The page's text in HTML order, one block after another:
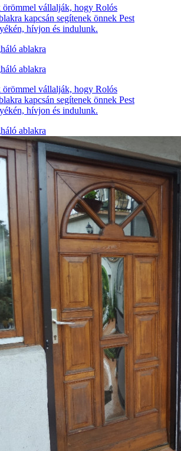
örömmel vállalják, hogy Rolós
kapcsán segítenek önnek Pest
hívjon és indulunk.
ablakra
ablakra
örömmel vállalják, hogy Rolós
kapcsán segítenek önnek Pest
hívjon és indulunk.
ablakra